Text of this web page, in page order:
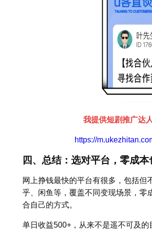
我提供短剧推广达
https://
四、总结：选对平台，零成
网上挣钱最快的平台有很多，包括
乎、闲鱼等，覆盖不同变现场景，零
合自己的方式。
单日收益500+，从来不是遥不可及